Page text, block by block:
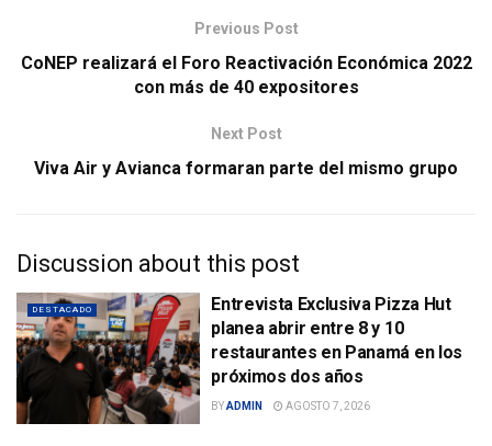
Previous Post
CoNEP realizará el Foro Reactivación Económica 2022
con más de 40 expositores
Next Post
Viva Air y Avianca formaran parte del mismo grupo
Discussion about this post
DESTACADO
Entrevista Exclusiva Pizza Hut
planea abrir entre 8 y 10
restaurantes en Panamá en los
próximos dos años
BYADMIN AGOSTO 7, 2026